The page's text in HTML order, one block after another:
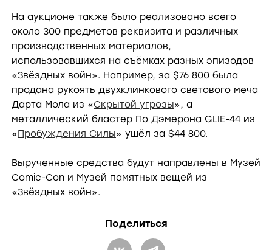
На аукционе также было реализовано всего
около 300 предметов реквизита и различных
производственных материалов,
использовавшихся на съёмках разных эпизодов
«Звёздных войн». Например, за $76 800 была
продана рукоять двухклинкового светового меча
Дарта Мола из «Скрытой угрозы», а
металлический бластер По Дэмерона GLIE-44 из
«Пробуждения Силы» ушёл за $44 800.
Вырученные средства будут направлены в Музей
Comic-Con и Музей памятных вещей из
«Звёздных войн».
Поделиться